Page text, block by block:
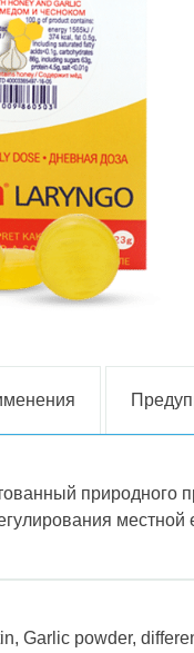
природного
местной
Garlic powder,